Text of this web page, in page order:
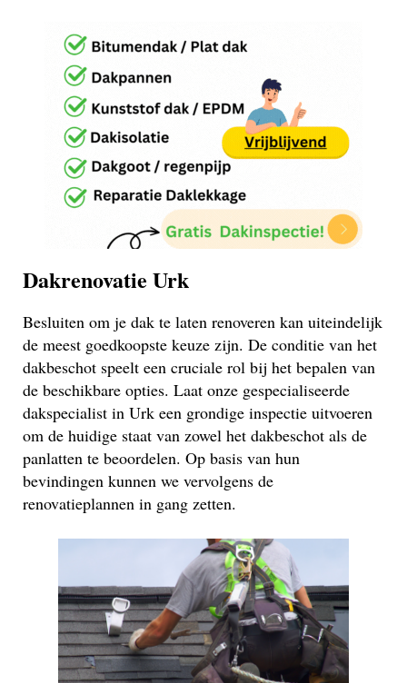
Dakrenovatie Urk
Besluiten om je dak te laten renoveren kan uiteindelijk
de meest goedkoopste keuze zijn. De conditie van het
dakbeschot speelt een cruciale rol bij het bepalen van
de beschikbare opties. Laat onze gespecialiseerde
dakspecialist in Urk een grondige inspectie uitvoeren
om de huidige staat van zowel het dakbeschot als de
panlatten te beoordelen. Op basis van hun
bevindingen kunnen we vervolgens de
renovatieplannen in gang zetten.